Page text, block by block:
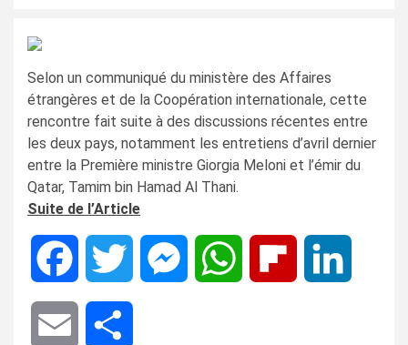
Selon un communiqué du ministère des Affaires
étrangères et de la Coopération internationale, cette
rencontre fait suite à des discussions récentes entre
les deux pays, notamment les entretiens d’avril dernier
entre la Première ministre Giorgia Meloni et l’émir du
Qatar, Tamim bin Hamad Al Thani.
Suite de l’Article
Facebook Twitter MessengerWhatsApp Flipboard
Email